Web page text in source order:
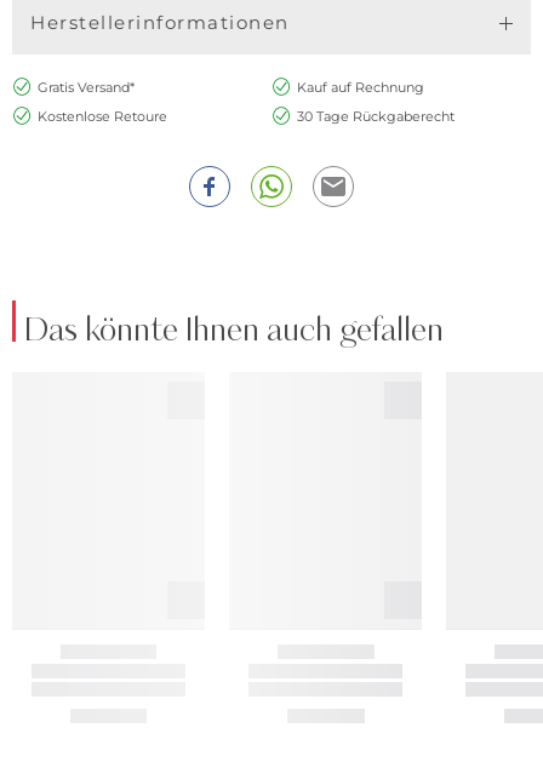
Herstellerinformationen
Gratis Versand*
Kauf auf Rechnung
Kostenlose Retoure
30 Tage Rückgaberecht
Das könnte Ihnen auch gefallen